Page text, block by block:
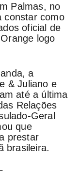
Palmas, no
constar como
oficial de
logo
a
& Juliano e
até a última
Relações
Geral
que
prestar
brasileira.